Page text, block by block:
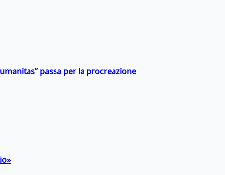
passa per la procreazione